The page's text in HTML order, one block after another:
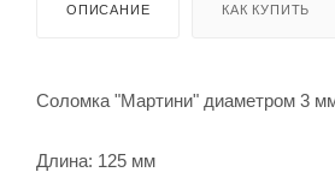
ОПИСАНИЕ КАК КУПИТЬ
Соломка "Мартини" диаметром 3
Длина: 125 мм